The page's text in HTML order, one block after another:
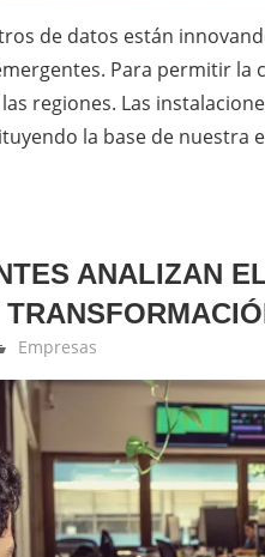
de datos están
Para permitir
regiones. Las
la base de nuestra
ANALIZAN
Ernesto Herrera
Empresas